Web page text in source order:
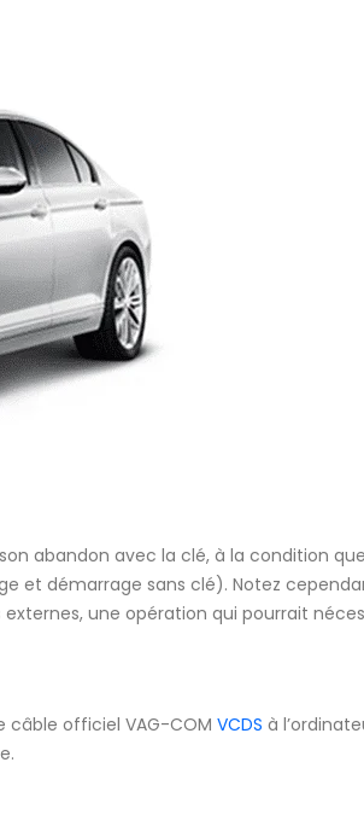
abandon avec la clé, à la condition
et démarrage sans clé). Notez
une opération qui pourrait
officiel VAG-COM VCDS à